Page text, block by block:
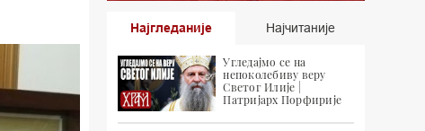
Најгледаније Најчитаније
Угледајмо се на
непоколебиву веру
Светог Илије |
Патријарх Порфирије